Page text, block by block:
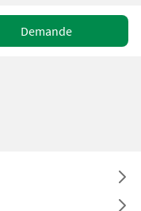
Demande